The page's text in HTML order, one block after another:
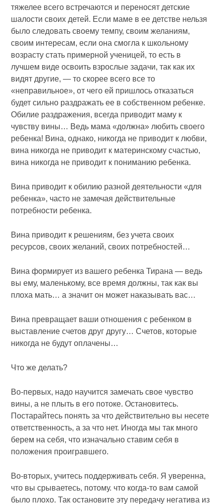
тяжелее всего встречаются и переносят детские
шалости своих детей. Если маме в ее детстве нельзя
было следовать своему темпу, своим желаниям,
своим интересам, если она смогла к школьному
возрасту стать примерной ученицей, то есть в
лучшем виде освоить взрослые задачи, так как их
видят другие, — то скорее всего все то
«неправильное», от чего ей пришлось отказаться
будет сильно раздражать ее в собственном ребенке.
Обилие раздражения, всегда приводит маму к
чувству вины… Ведь мама «должна» любить своего
ребенка! Вина, однако, никогда не приводит к любви,
вина никогда не приводит к материнскому счастью,
вина никогда не приводит к пониманию ребенка.
Вина приводит к обилию разной деятельности «для
ребенка», часто не замечая действительные
потребности ребенка.
Вина приводит к решениям, без учета своих
ресурсов, своих желаний, своих потребностей…
Вина формирует из вашего ребенка Тирана — ведь
вы ему, маленькому, все время должны, так как вы
плоха мать… а значит он может наказывать вас…
Вина превращает ваши отношения с ребенком в
выставление счетов друг другу… Счетов, которые
никогда не будут оплачены…
Что же делать?
Во-первых, надо научится замечать свое чувство
вины, а не плыть в его потоке. Остановитесь.
Постарайтесь понять за что действительно вы несете
ответственность, а за что нет. Иногда мы так много
берем на себя, что изначально ставим себя в
положения проигравшего.
Во-вторых, учитесь поддерживать себя. Я уверенна,
что вы срываетесь, потому. что когда-то вам самой
было плохо. Так остановите эту передачу негатива из